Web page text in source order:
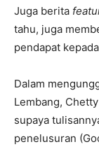
Juga berita
tahu, juga
pendapat
Dalam
Lembang,
supaya
penelusuran